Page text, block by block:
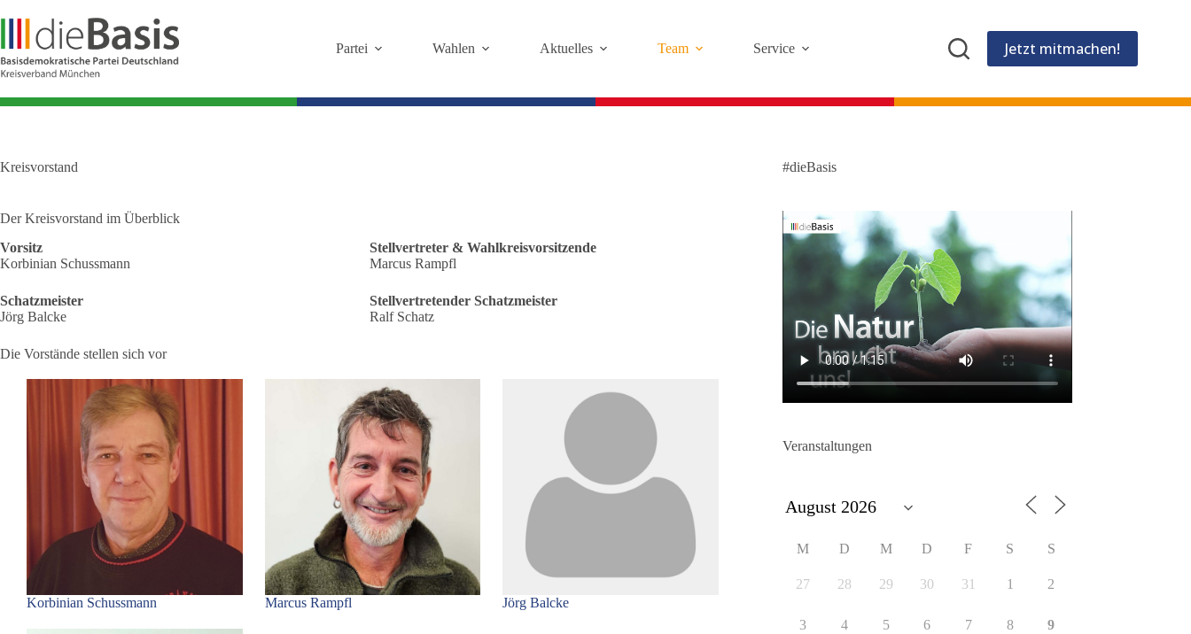
Inhalt
springen
Partei Wahlen Aktuelles Team Service Jetzt mitmachen!
Kreisvorstand
Der Kreisvorstand im Überblick
Vorsitz
Korbinian Schussmann
Stellvertreter & Wahlkreisvorsitzende
Marcus Rampfl
Schatzmeister
Jörg Balcke
Stellvertretender Schatzmeister
Ralf Schatz
Die Vorstände stellen sich vor
Korbinian Schussmann Marcus Rampfl Jörg Balcke
#dieBasis
Veranstaltungen
M D M D F S S
27 28 29 30 31 1 2
3 4 5 6 7 8 9